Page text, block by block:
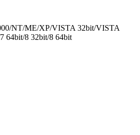
NT/ME/XP/VISTA 32bit/VISTA
64bit/8 32bit/8 64bit